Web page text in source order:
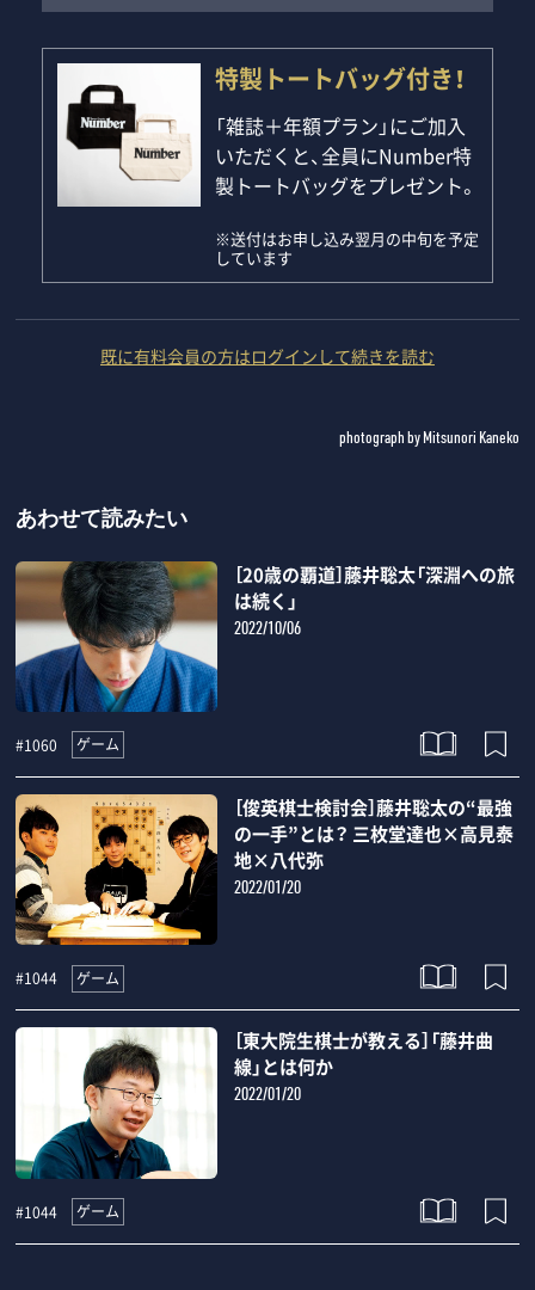
特製トートバッグ付き！
「雑誌＋年額プラン」にご加入
いただくと、全員にNumber特
製トートバッグをプレゼント。
※送付はお申し込み翌月の中旬を予定
しています
既に有料会員の方はログインして続きを読む
photograph by Mitsunori Kaneko
あわせて読みたい
［20歳の覇道］藤井聡太「深淵への旅
は続く」
2022/10/06
#1060 ゲーム
［俊英棋士検討会］藤井聡太の“最強
の一手”とは？ 三枚堂達也×高見泰
地×八代弥
2022/01/20
#1044 ゲーム
［東大院生棋士が教える］「藤井曲
線」とは何か
2022/01/20
#1044 ゲーム